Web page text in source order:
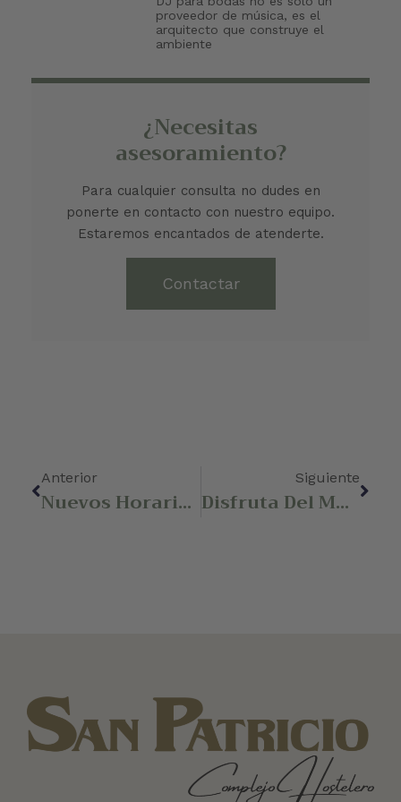
proveedor de música, es el
arquitecto que construye el
ambiente
¿Necesitas
asesoramiento?
Para cualquier consulta no dudes en
ponerte en contacto con nuestro equipo.
Estaremos encantados de atenderte.
Contactar
Anterior
Nuevos Horarios De Complejo Hostelero San Patricio En Alginet
Siguiente
Disfruta Del Menú Diario De Otoño En Restaurante San Patricio En Alginet